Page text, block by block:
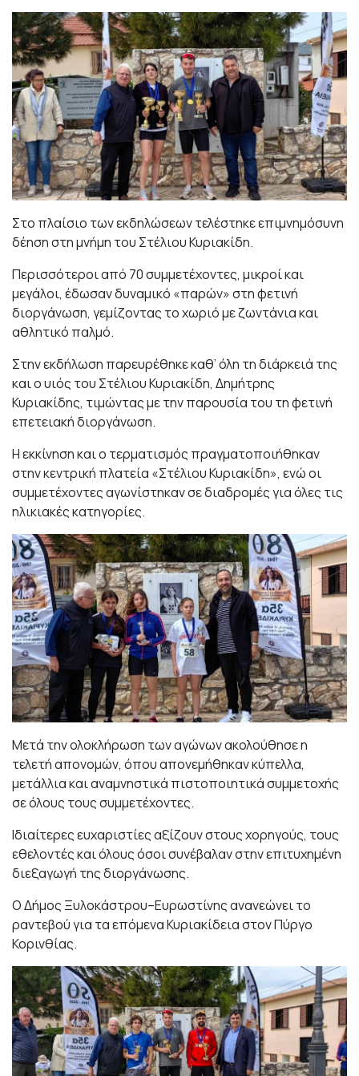
Στο πλαίσιο των εκδηλώσεων τελέστηκε επιμνημόσυνη
δέηση στη μνήμη του Στέλιου Κυριακίδη.
Περισσότεροι από 70 συμμετέχοντες, μικροί και
μεγάλοι, έδωσαν δυναμικό «παρών» στη φετινή
διοργάνωση, γεμίζοντας το χωριό με ζωντάνια και
αθλητικό παλμό.
Στην εκδήλωση παρευρέθηκε καθ’ όλη τη διάρκειά της
και ο υιός του Στέλιου Κυριακίδη, Δημήτρης
Κυριακίδης, τιμώντας με την παρουσία του τη φετινή
επετειακή διοργάνωση.
Η εκκίνηση και ο τερματισμός πραγματοποιήθηκαν
στην κεντρική πλατεία «Στέλιου Κυριακίδη», ενώ οι
συμμετέχοντες αγωνίστηκαν σε διαδρομές για όλες τις
ηλικιακές κατηγορίες.
Μετά την ολοκλήρωση των αγώνων ακολούθησε η
τελετή απονομών, όπου απονεμήθηκαν κύπελλα,
μετάλλια και αναμνηστικά πιστοποιητικά συμμετοχής
σε όλους τους συμμετέχοντες.
Ιδιαίτερες ευχαριστίες αξίζουν στους χορηγούς, τους
εθελοντές και όλους όσοι συνέβαλαν στην επιτυχημένη
διεξαγωγή της διοργάνωσης.
Ο Δήμος Ξυλοκάστρου–Ευρωστίνης ανανεώνει το
ραντεβού για τα επόμενα Κυριακίδεια στον Πύργο
Κορινθίας.